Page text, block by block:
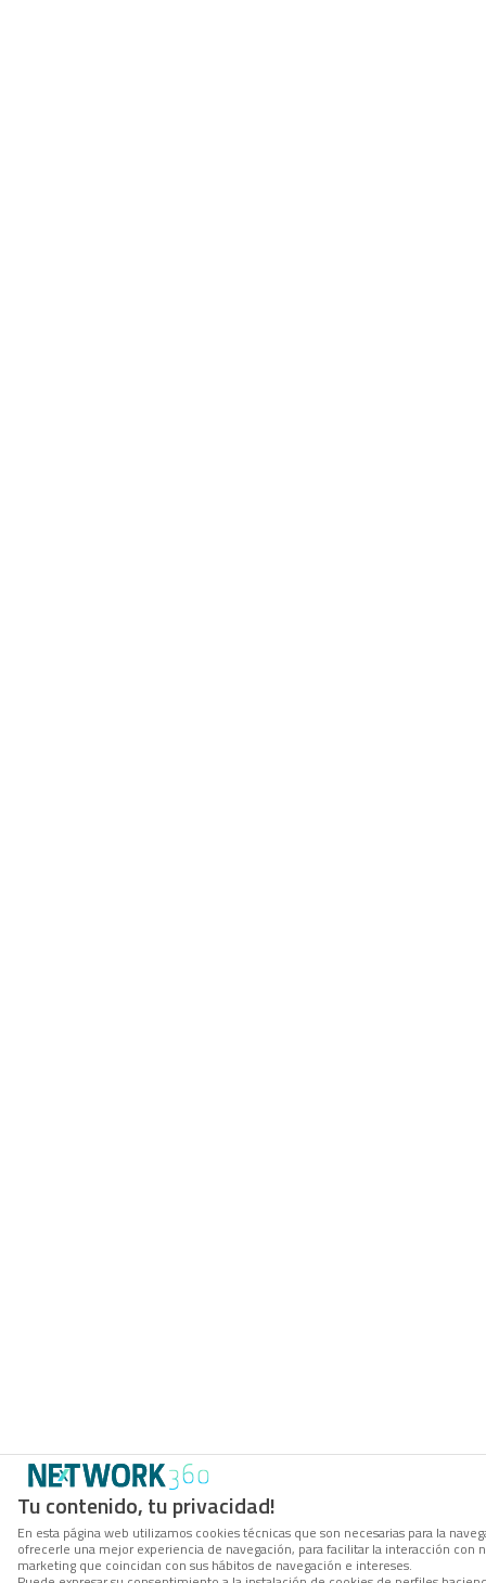
Tu contenido, tu privacidad!
En esta página web utilizamos cookies técnicas que son necesarias para la
ofrecerle una mejor experiencia de navegación, para facilitar la interacción
marketing que coincidan con sus hábitos de navegación e intereses.